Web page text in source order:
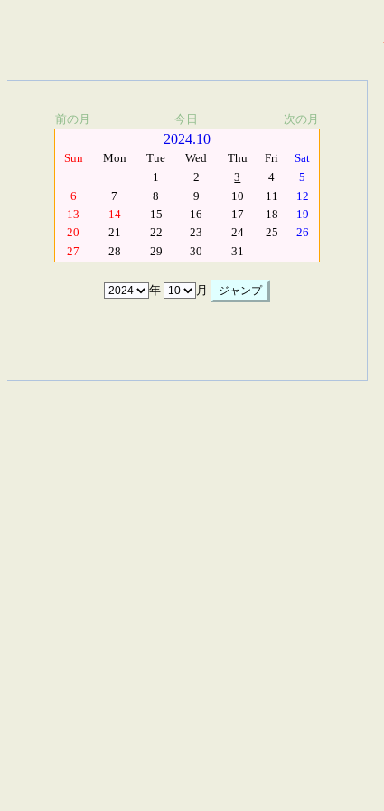
前の月 今日 次の月
2024.10
Sun Mon Tue Wed Thu Fri
Sat
1
2 3 4
5
6
7 8 9 10 11
12
13
14 15 16 17 18
19
20
21 22 23 24 25
26
27
28 29 30 31
年 月